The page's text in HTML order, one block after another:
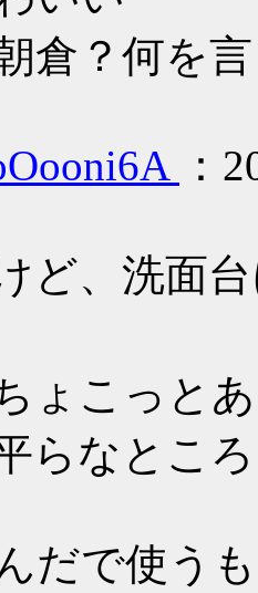
倉？何を
：
ど、洗面
ょこっと
らなとこ
だで使う